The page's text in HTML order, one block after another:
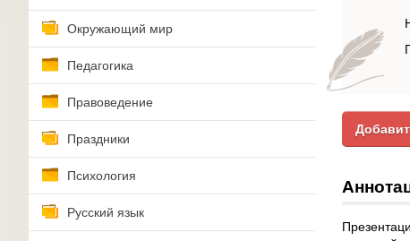
Окружающий мир
Педагогика
Правоведение
Праздники
Психология
Русский язык